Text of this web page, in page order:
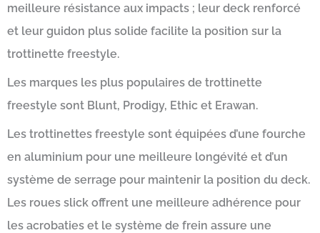
meilleure résistance aux impacts ; leur deck renforcé
et leur guidon plus solide facilite la position sur la
trottinette freestyle.
Les marques les plus populaires de trottinette
freestyle sont Blunt, Prodigy, Ethic et Erawan.
Les trottinettes freestyle sont équipées d’une fourche
en aluminium pour une meilleure longévité et d’un
système de serrage pour maintenir la position du deck.
Les roues slick offrent une meilleure adhérence pour
les acrobaties et le système de frein assure une